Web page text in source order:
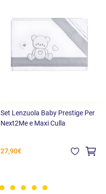
Set Lenzuola Baby Prestige Per
Next2Me e Maxi Culla
27,90€